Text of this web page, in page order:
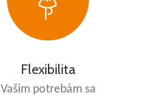
Flexibilita
Vašim potrebám sa